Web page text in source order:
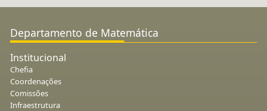
Departamento de Matemática
Institucional
Chefia
Coordenações
Comissões
Infraestrutura